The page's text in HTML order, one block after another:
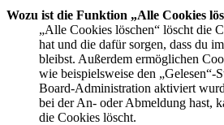
Wozu ist die Funktion „Alle Cookies
„Alle Cookies löschen“ löscht die
hat und die dafür sorgen, dass du
bleibst. Außerdem ermöglichen
wie beispielsweise den „Gelesen“-
Board-Administration aktiviert
bei der An- oder Abmeldung hast,
die Cookies löscht.